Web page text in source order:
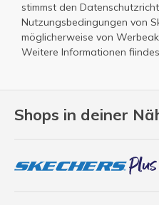
Shops in deiner
stimmst den
Nutzungsbedingungen von
möglicherweise von
Weitere Informationen